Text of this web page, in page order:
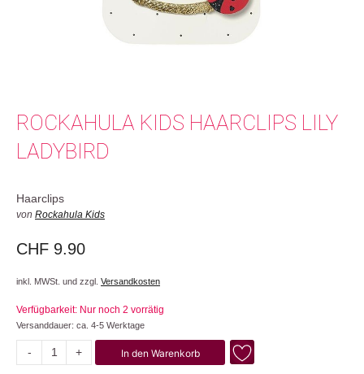
ROCKAHULA KIDS HAARCLIPS LILY
LADYBIRD
Haarclips
von Rockahula Kids
CHF 9.90
inkl. MWSt. und zzgl. Versandkosten
Verfügbarkeit: Nur noch 2 vorrätig
Versanddauer: ca. 4-5 Werktage
- + In den Warenkorb